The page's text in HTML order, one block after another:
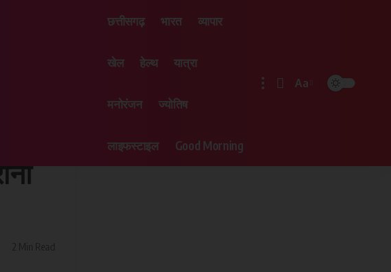
छत्तीसगढ़ भारत व्यापार
खेल हेल्थ यात्रा
मनोरंजन ज्योतिष
लाइफस्टाइल Good Morning
Aa